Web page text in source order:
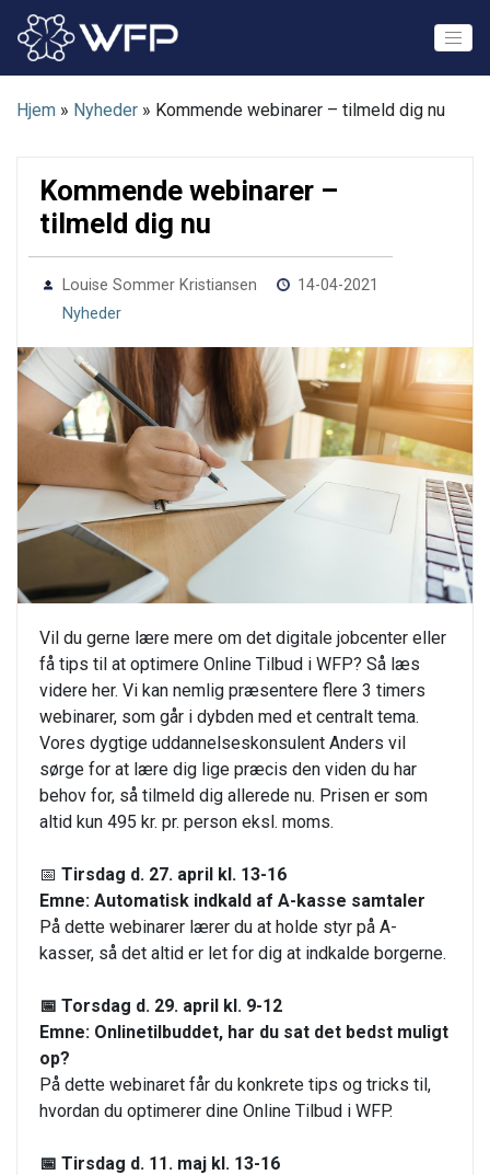
Skip
content
Hjem » Nyheder » Kommende webinarer – tilmeld dig nu
Kommende webinarer –
tilmeld dig nu
Louise Sommer Kristiansen
14-04-2021
Nyheder
Vil du gerne lære mere om det digitale jobcenter eller
få tips til at optimere Online Tilbud i WFP? Så læs
videre her. Vi kan nemlig præsentere flere 3 timers
webinarer, som går i dybden med et centralt tema.
Vores dygtige uddannelseskonsulent Anders vil
sørge for at lære dig lige præcis den viden du har
behov for, så tilmeld dig allerede nu. Prisen er som
altid kun 495 kr. pr. person eksl. moms.
📅 Tirsdag d. 27. april kl. 13-16
Emne: Automatisk indkald af A-kasse samtaler
På dette webinarer lærer du at holde styr på A-
kasser, så det altid er let for dig at indkalde borgerne.
📅 Torsdag d. 29. april kl. 9-12
Emne: Onlinetilbuddet, har du sat det bedst muligt
op?
På dette webinaret får du konkrete tips og tricks til,
hvordan du optimerer dine Online Tilbud i WFP.
📅 Tirsdag d. 11. maj kl. 13-16